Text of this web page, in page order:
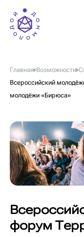
Главная Возможности
Всероссийский
молодёжи «Бирюса»
форум